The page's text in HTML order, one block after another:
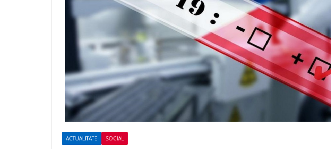
ACTUALITATE SOCIAL